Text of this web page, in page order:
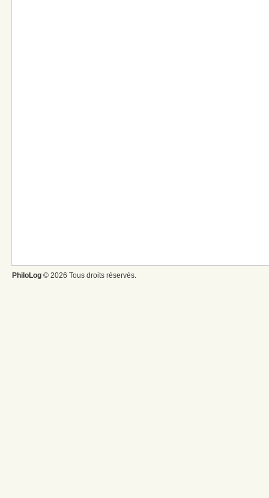
PhiloLog © 2026 Tous droits réservés.